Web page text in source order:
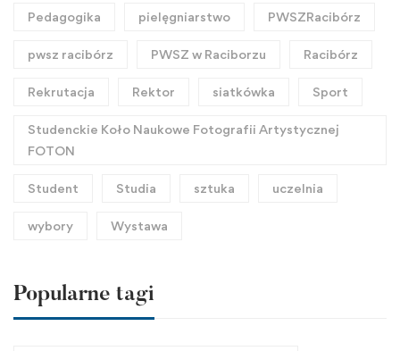
Pedagogika pielęgniarstwo PWSZRacibórz
pwsz racibórz PWSZ w Raciborzu Racibórz
Rekrutacja Rektor siatkówka Sport
Studenckie Koło Naukowe Fotografii Artystycznej
FOTON
Student Studia sztuka uczelnia
wybory Wystawa
Popularne tagi